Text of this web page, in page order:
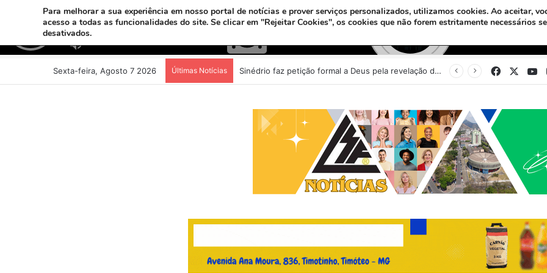
Sexta-feira, Agosto 7 2026 Últimas Notícias Sinédrio faz petição formal a Deus pela revelação do Messias e construção do 3º Templo Facebook
Para melhorar a sua experiência em nosso portal de notícias e prover serviços personalizados, utilizamos cookies. Ao aceitar,
acesso a todas as funcionalidades do site. Se clicar em "Rejeitar Cookies", os cookies que não forem estritamente necessários
desativados.